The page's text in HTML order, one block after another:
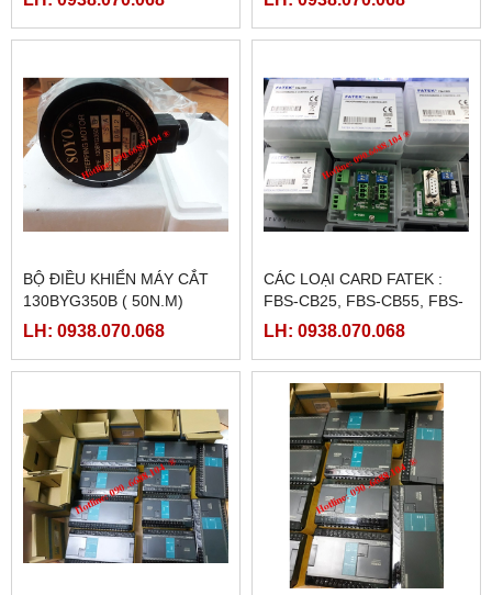
BỘ ĐIỀU KHIỂN MÁY CẮT
130BYG350B ( 50N.M)
LH: 0938.070.068
CÁC LOẠI CARD FATEK :
FBS-CB25, FBS-CB55, FBS-
CB2, FBS-CB5
LH: 0938.070.068